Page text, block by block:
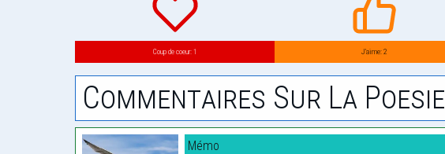
Coup de coeur: 1 J’aime: 2
Commentaires Sur La Poesie
Mémo